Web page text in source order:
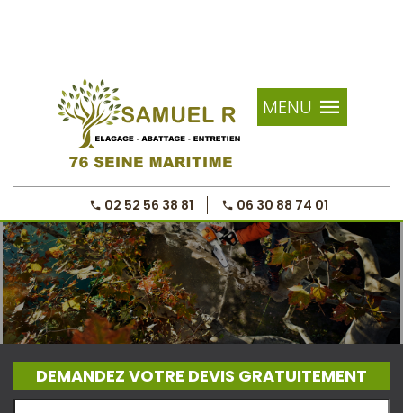
MENU
02 52 56 38 81 06 30 88 74 01
DEMANDEZ VOTRE DEVIS GRATUITEMENT